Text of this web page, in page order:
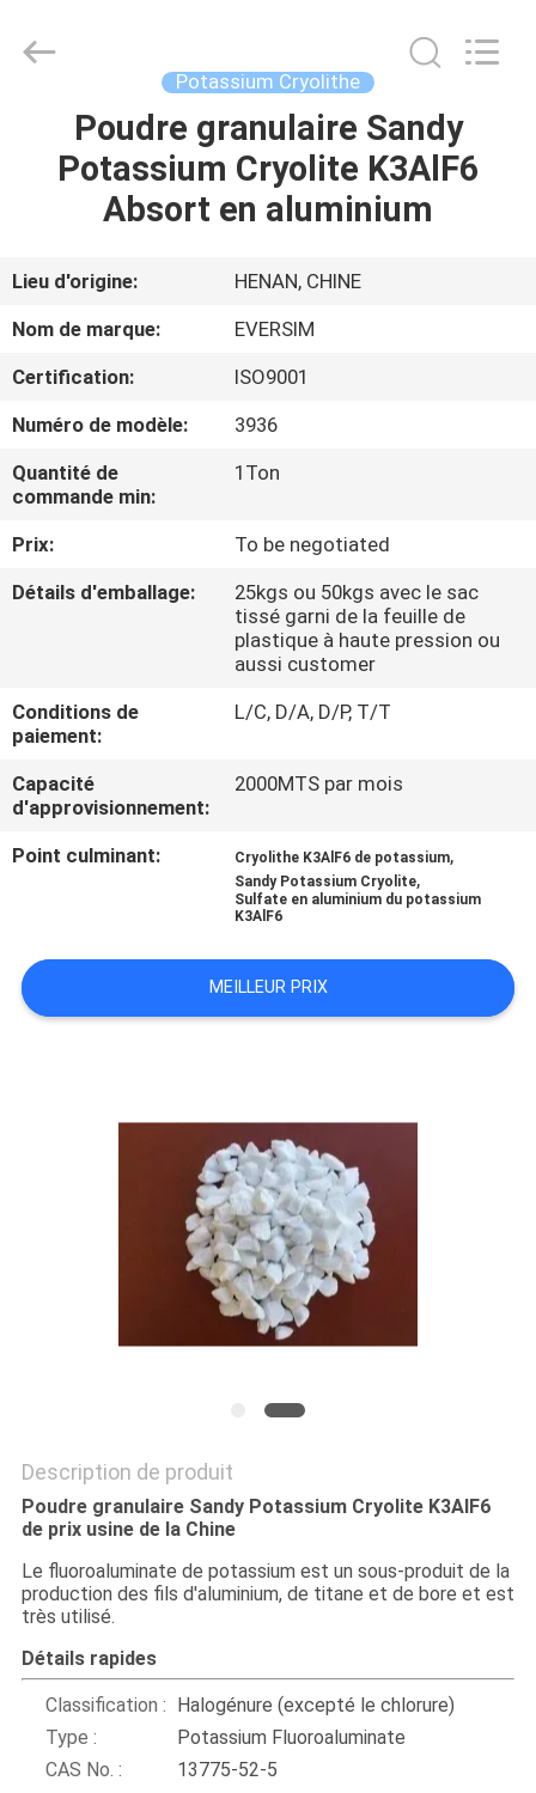
MAISON
PRODUITS
VIDÉOS
À
PROPOS
NOUS
L'USINE
CONTRÔLE
LA
NOUS
CONTACTER
UN DEVIS
DU
SITE
POLITIQUE
DE
CONFIDENTIALITÉ
Imp.&Exp.Co.,Ltd.
Potassium Cryolithe
Poudre granulaire Sandy
Potassium Cryolite K3AlF6
Absort en aluminium
Lieu d'origine:
HENAN, CHINE
Nom de marque:
EVERSIM
Certification:
ISO9001
Numéro de modèle:
3936
Quantité de
commande min:
1Ton
Prix:
To be negotiated
Détails d'emballage:
25kgs ou 50kgs avec le sac
tissé garni de la feuille de
plastique à haute pression ou
aussi customer
Conditions de
paiement:
L/C, D/A, D/P, T/T
Capacité
d'approvisionnement:
2000MTS par mois
Point culminant: Cryolithe K3AlF6 de potassium,
Sandy Potassium Cryolite,
Sulfate en aluminium du potassium
K3AlF6
MEILLEUR PRIX
Description de produit
Poudre granulaire Sandy Potassium Cryolite K3AlF6
de prix usine de la Chine
Le fluoroaluminate de potassium est un sous-produit de la
production des fils d'aluminium, de titane et de bore et est
très utilisé.
Détails rapides
Classification :
Halogénure (excepté le chlorure)
Type :
Potassium Fluoroaluminate
CAS No. :
13775-52-5